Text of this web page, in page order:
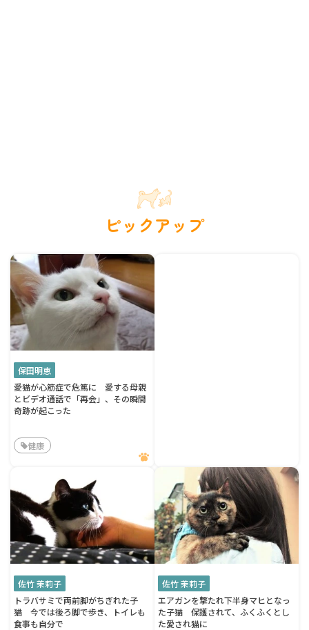
ピックアップ
保田明恵
愛猫が心筋症で危篤に 愛する母親
とビデオ通話で「再会」、その瞬間
奇跡が起こった
健康
佐竹 茉莉子
トラバサミで両前脚がちぎれた子
猫 今では後ろ脚で歩き、トイレも
食事も自分で
佐竹 茉莉子
エアガンを撃たれ下半身マヒとなっ
た子猫 保護されて、ふくふくとし
た愛され猫に